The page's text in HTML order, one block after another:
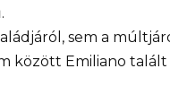
sem a
között Emiliano